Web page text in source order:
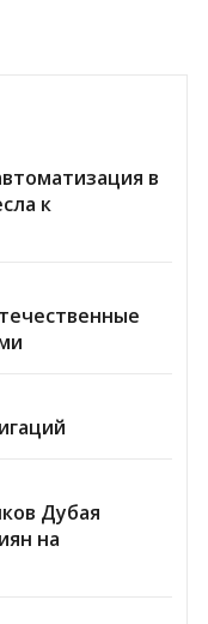
в
к
Дубая
на